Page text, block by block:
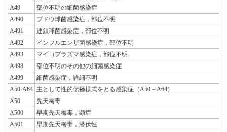
A49
部位不明の細菌感染症
A490
ブドウ球菌感染症，部位不明
A491
連鎖球菌感染症，部位不明
A492
インフルエンザ菌感染症，部位不明
A493
マイコプラズマ感染症，部位不明
A498
部位不明のその他の細菌感染症
A499
細菌感染症，詳細不明
A50-A64 主として性的伝播様式をとる感染症（A50－A64）
A50
先天梅毒
A500
早期先天梅毒，顕症
A501
早期先天梅毒，潜伏性